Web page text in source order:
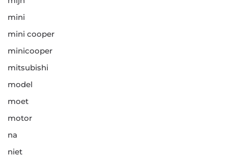
mini
mini cooper
minicooper
mitsubishi
model
moet
motor
na
niet